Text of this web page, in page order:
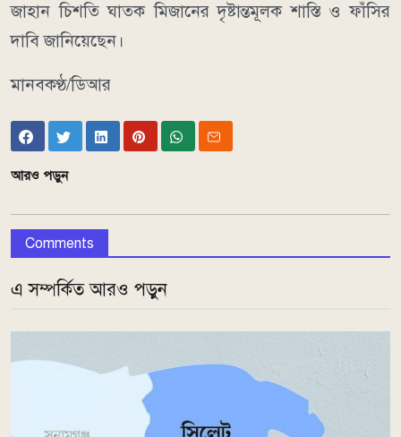
জাহান চিশতি ঘাতক মিজানের দৃষ্টান্তমূলক শাস্তি ও ফাঁসির
দাবি জানিয়েছেন।
মানবকণ্ঠ/ডিআর
আরও পড়ুন
Comments
এ সম্পর্কিত আরও পড়ুন